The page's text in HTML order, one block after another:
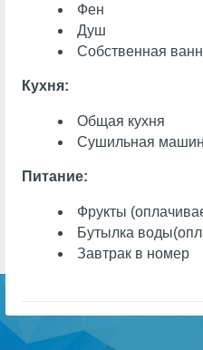
Фен
Душ
Собственная
Кухня:
Общая кухня
Сушильная
Питание:
Фрукты
Бутылка воды
Завтрак в номер